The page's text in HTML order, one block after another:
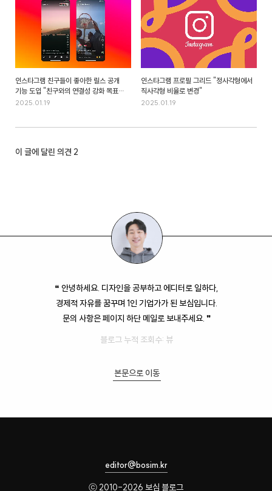
인스타그램 친구들이 좋아한 릴스 공개
기능 도입 "친구와의 연결성 강화 목표
반영"
2025.01.19
인스타그램 프로필 그리드 "정사각형에서
직사각형 비율로 변경"
2025.01.19
이 글에 달린 의견 2
❝ 안녕하세요. 디자인을 공부하고 에디터로 일하다,
경제적 자유를 꿈꾸며 1인 기업가가 된 보심입니다.
문의 사항은 페이지 하단 메일로 보내주세요. ❞
블로그 누적 조회수: 뷰
본문으로 이동
editor@bosim.kr
ⓒ 2010-2026 보심 블로그